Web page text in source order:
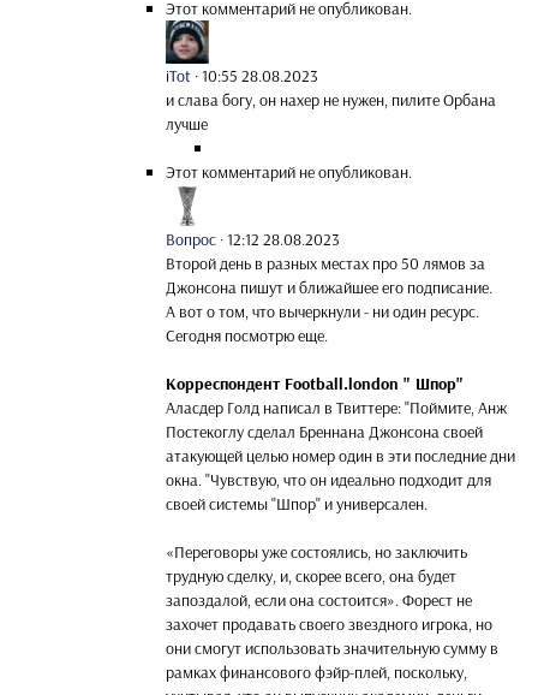
Этот комментарий не опубликован.
iTot ·10:55 28.08.2023
и слава богу, он нахер не нужен, пилите Орбана
лучше
Этот комментарий не опубликован.
Вопрос ·12:12 28.08.2023
Второй день в разных местах про 50 лямов за
Джонсона пишут и ближайшее его подписание.
А вот о том, что вычеркнули - ни один ресурс.
Сегодня посмотрю еще.
Корреспондент Football.london " Шпор"
Аласдер Голд написал в Твиттере: "Поймите, Анж
Постекоглу сделал Бреннана Джонсона своей
атакующей целью номер один в эти последние дни
окна. "Чувствую, что он идеально подходит для
своей системы "Шпор" и универсален.
«Переговоры уже состоялись, но заключить
трудную сделку, и, скорее всего, она будет
запоздалой, если она состоится». Форест не
захочет продавать своего звездного игрока, но
они смогут использовать значительную сумму в
рамках финансового фэйр-плей, поскольку,